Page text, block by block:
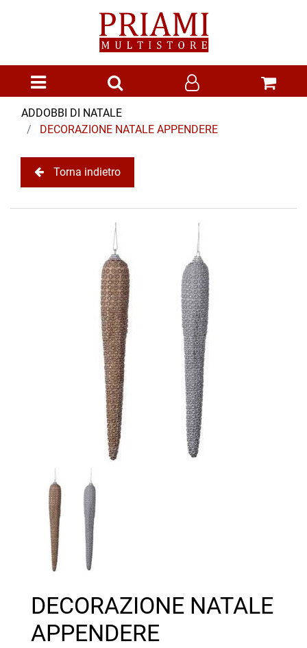
Open menu
ADDOBBI DI NATALE
DECORAZIONE NATALE APPENDERE
Torna indietro
DECORAZIONE NATALE
APPENDERE